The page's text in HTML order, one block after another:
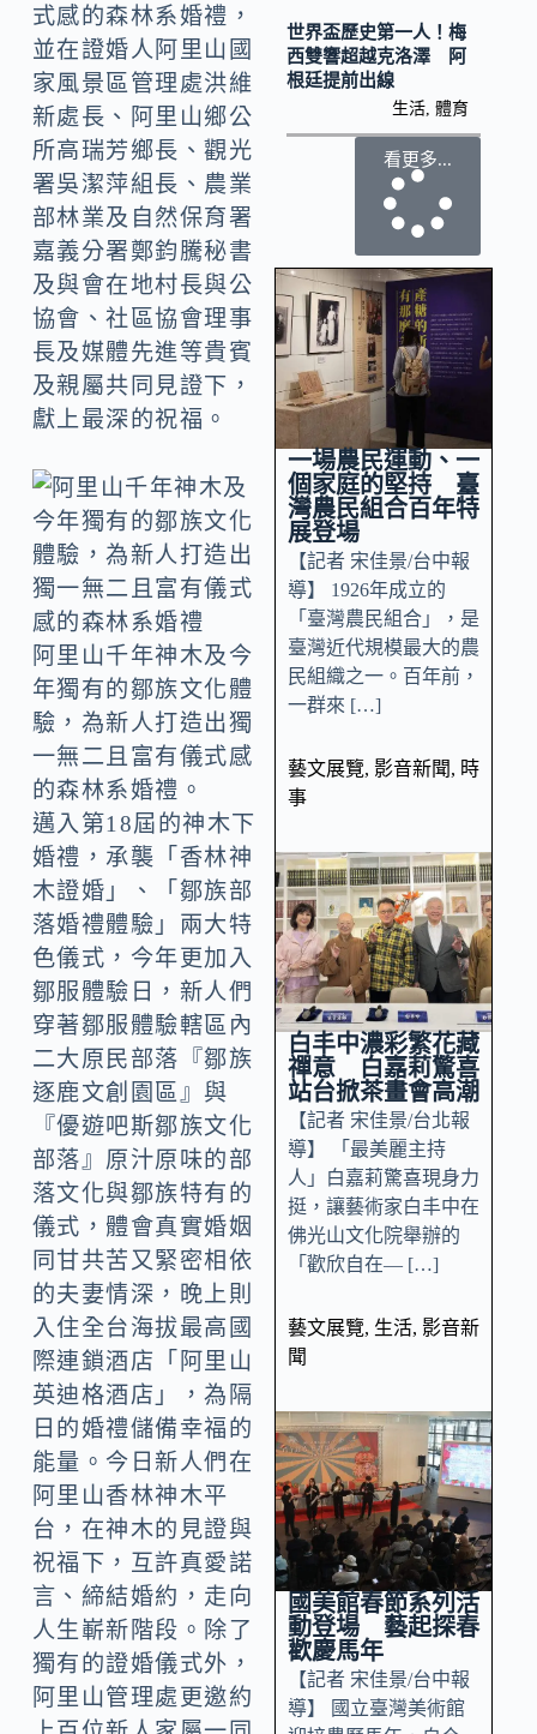
式感的森林系婚禮，
並在證婚人阿里山國
家風景區管理處洪維
新處長、阿里山鄉公
所高瑞芳鄉長、觀光
署吳潔萍組長、農業
部林業及自然保育署
嘉義分署鄭鈞騰秘書
及與會在地村長與公
協會、社區協會理事
長及媒體先進等貴賓
及親屬共同見證下，
獻上最深的祝福。
阿里山千年神木及今
年獨有的鄒族文化體
驗，為新人打造出獨
一無二且富有儀式感
的森林系婚禮。
邁入第18屆的神木下
婚禮，承襲「香林神
木證婚」、「鄒族部
落婚禮體驗」兩大特
色儀式，今年更加入
鄒服體驗日，新人們
穿著鄒服體驗轄區內
二大原民部落『鄒族
逐鹿文創園區』與
『優遊吧斯鄒族文化
部落』原汁原味的部
落文化與鄒族特有的
儀式，體會真實婚姻
同甘共苦又緊密相依
的夫妻情深，晚上則
入住全台海拔最高國
際連鎖酒店「阿里山
英迪格酒店」，為隔
日的婚禮儲備幸福的
能量。今日新人們在
阿里山香林神木平
台，在神木的見證與
祝福下，互許真愛諾
言、締結婚約，走向
人生嶄新階段。除了
獨有的證婚儀式外，
阿里山管理處更邀約
世界盃歷史第一人！梅
西雙響超越克洛澤 阿
根廷提前出線
生活 ,體育
看更多...
一場農民運動、一
個家庭的堅持 臺
灣農民組合百年特
展登場
【記者 宋佳景/台中報
導】 1926年成立的
「臺灣農民組合」，是
臺灣近代規模最大的農
民組織之一。百年前，
一群來 […]
藝文展覽, 影音新聞, 時
事
白丰中濃彩繁花藏
禪意 白嘉莉驚喜
站台掀茶畫會高潮
【記者 宋佳景/台北報
導】 「最美麗主持
人」白嘉莉驚喜現身力
挺，讓藝術家白丰中在
佛光山文化院舉辦的
「歡欣自在— […]
藝文展覽, 生活, 影音新
聞
國美館春節系列活
動登場 藝起探春
歡慶馬年
【記者 宋佳景/台中報
導】 國立臺灣美術館